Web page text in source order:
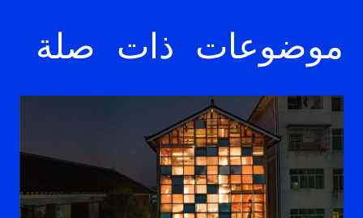
موضوعات ذات صلة